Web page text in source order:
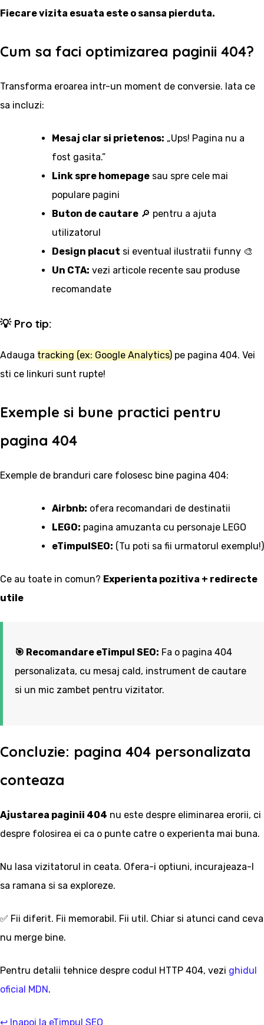
Fiecare vizita esuata este o sansa pierduta.
Cum sa faci optimizarea paginii 404?
Transforma eroarea intr-un moment de conversie. Iata ce
sa incluzi:
Mesaj clar si prietenos: „Ups! Pagina nu a
fost gasita.”
Link spre homepage sau spre cele mai
populare pagini
Buton de cautare 🔎 pentru a ajuta
utilizatorul
Design placut si eventual ilustratii funny 🎨
Un CTA: vezi articole recente sau produse
recomandate
💡 Pro tip:
Adauga tracking (ex: Google Analytics) pe pagina 404. Vei
sti ce linkuri sunt rupte!
Exemple si bune practici pentru
pagina 404
Exemple de branduri care folosesc bine pagina 404:
Airbnb: ofera recomandari de destinatii
LEGO: pagina amuzanta cu personaje LEGO
eTimpulSEO: (Tu poti sa fii urmatorul exemplu!)
Ce au toate in comun? Experienta pozitiva + redirecte
utile
🎯 Recomandare eTimpul SEO: Fa o pagina 404
personalizata, cu mesaj cald, instrument de cautare
si un mic zambet pentru vizitator.
Concluzie: pagina 404 personalizata
conteaza
Ajustarea paginii 404 nu este despre eliminarea erorii, ci
despre folosirea ei ca o punte catre o experienta mai buna.
Nu lasa vizitatorul in ceata. Ofera-i optiuni, incurajeaza-l
sa ramana si sa exploreze.
✅ Fii diferit. Fii memorabil. Fii util. Chiar si atunci cand ceva
nu merge bine.
Pentru detalii tehnice despre codul HTTP 404, vezi ghidul
oficial MDN.
↩️ Inapoi la eTimpul SEO